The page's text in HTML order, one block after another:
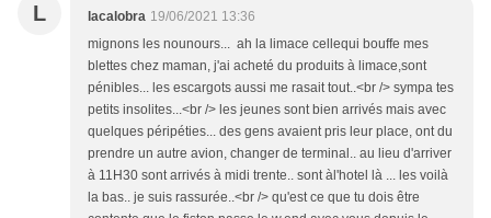
L lacalobra 19/06/2021 13:36
mignons les nounours... ah la limace cellequi bouffe mes
blettes chez maman, j'ai acheté du produits à limace,sont
pénibles... les escargots aussi me rasait tout..<br /> sympa tes
petits insolites...<br /> les jeunes sont bien arrivés mais avec
quelques péripéties... des gens avaient pris leur place, ont du
prendre un autre avion, changer de terminal.. au lieu d'arriver
à 11H30 sont arrivés à midi trente.. sont àl'hotel là ... les voilà
la bas.. je suis rassurée..<br /> qu'est ce que tu dois être